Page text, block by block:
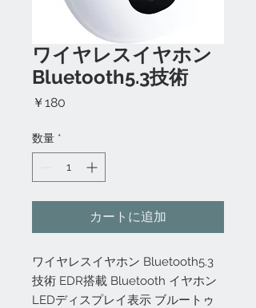
ワイヤレスイヤホン
Bluetooth5.3技術
￥180
数量 *
カートに追加
ワイヤレスイヤホン Bluetooth5.3
技術 EDR搭載 Bluetooth イヤホン
LEDディスプレイ表示 ブルートゥ